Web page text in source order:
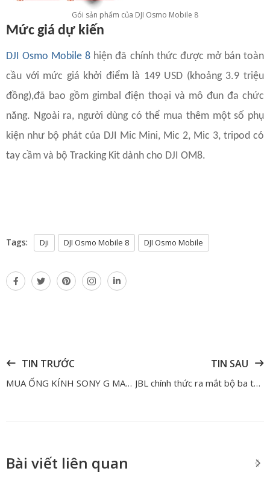
Gói sản phẩm của DJI Osmo Mobile 8
Mức giá dự kiến
DJI Osmo Mobile 8 hiện đã chính thức được mở bán toàn
cầu với mức giá khởi điểm là 149 USD (khoảng 3.9 triệu
đồng),đã bao gồm gimbal điện thoại và mô đun đa chức
năng. Ngoài ra, người dùng có thể mua thêm một số phụ
kiện như bộ phát của DJI Mic Mini, Mic 2, Mic 3, tripod có
tay cầm và bộ Tracking Kit dành cho DJI OM8.
Tags: Dji DJI Osmo Mobile 8 DJI Osmo Mobile
TIN TRƯỚC
MUA ỐNG KÍNH SONY G MASTER - NHẬN NGAY BALO PGYTECH TRỊ GIÁ 2.600.000
TIN SAU
JBL chính thức ra mắt bộ ba tai nghe Open - Ear
Bài viết liên quan